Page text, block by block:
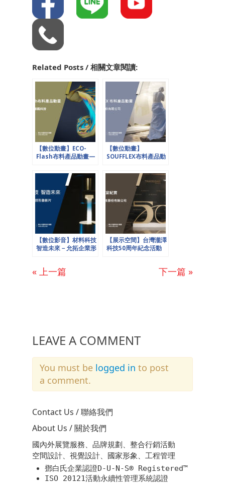
Related Posts / 相關文章閱讀:
【數位動畫】ECO-
Flash布料產品動畫—
【數位動畫】
SOUFFLEX布料產品動
【數位影音】材料科技
智造未來－允拓企業形
【展示空間】台灣瀧澤
科技50周年紀念活動
« 上一篇 下一篇 »
LEAVE A COMMENT
You must be logged in to post
a comment.
Contact Us / 聯絡我們
About Us / 關於我們
國內外展覽服務、品牌規劃、整合行銷活動
空間設計、視覺設計、國家形象、工程管理
鄧白氏企業認證D-U-N-S® Registered™
ISO 20121活動永續性管理系統認證